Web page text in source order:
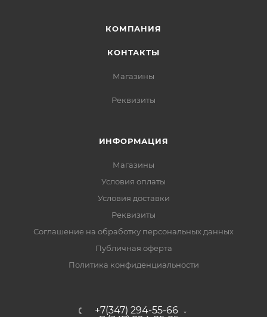
КОМПАНИЯ
КОНТАКТЫ
Магазины
Реквизиты
ИНФОРМАЦИЯ
Магазины
Условия оплаты
Условия доставки
Реквизиты
Соглашение на обработку персональных данных
Публичная оферта
Политика конфиденциальности
+7(347) 294-55-66